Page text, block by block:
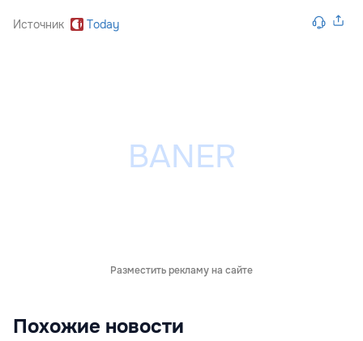
Источник Today
Разместить рекламу на сайте
Похожие новости